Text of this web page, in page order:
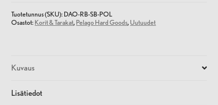
Tuotetunnus (SKU): DAO-RB-SB-POL
Osastot: Korit & Tarakat, Pelago Hard Goods, Uutuudet
Kuvaus
Lisätiedot